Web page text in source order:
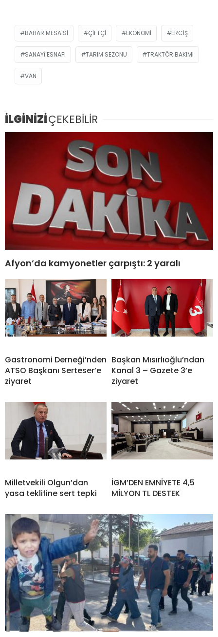
BAHAR MESAISI ÇIFTÇI EKONOMI ERCIŞ
SANAYI ESNAFI TARIM SEZONU TRAKTÖR BAKIMI
VAN
İLGİNİZİÇEKEBİLİR
Afyon’da kamyonetler çarpıştı: 2 yaralı
Gastronomi Derneği’nden
ATSO Başkanı Serteser’e
ziyaret
Başkan Mısırlıoğlu’ndan
Kanal 3 – Gazete 3’e
ziyaret
Milletvekili Olgun’dan
yasa teklifine sert tepki
İGM’DEN EMNİYETE 4,5
MİLYON TL DESTEK